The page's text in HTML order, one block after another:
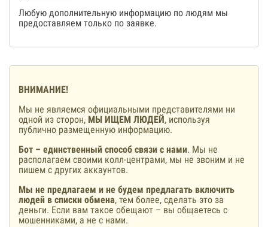
Любую дополнительную информацию по людям мы
предоставляем только по заявке.
ВНИМАНИЕ!
Мы не являемся официальными представителями ни
одной из сторон, МЫ ИЩЕМ ЛЮДЕЙ, используя
публично размещенную информацию.
Бот – единственный способ связи с нами. Мы не
располагаем своими колл-центрами, мы не звоним и не
пишем с других аккаунтов.
Мы не предлагаем и не будем предлагать включить
людей в списки обмена, тем более, сделать это за
деньги. Если вам такое обещают – вы общаетесь с
мошенниками, а не с нами.